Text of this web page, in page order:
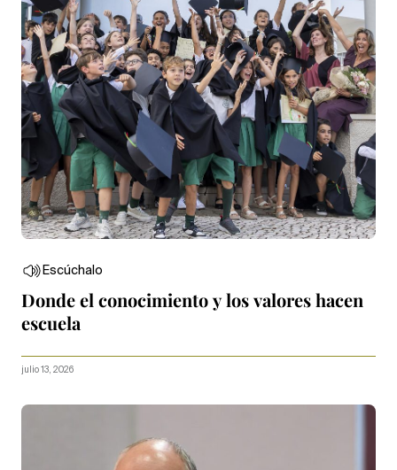
Escúchalo
Donde el conocimiento y los valores hacen
escuela
julio 13, 2026